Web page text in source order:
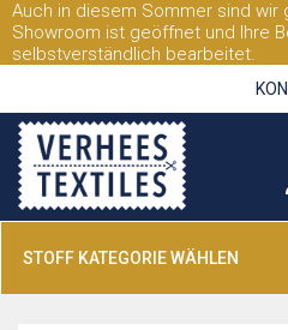
Auch in diesem Sommer sind wir
Showroom ist geöffnet und Ihre
selbstverständlich bearbeitet.
STOFF KATEGORIE WÄHLEN